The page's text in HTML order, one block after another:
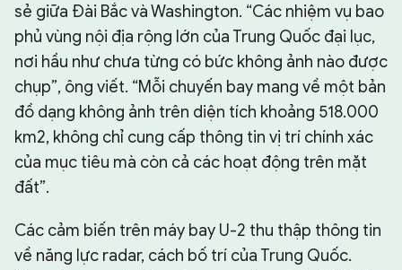
sẻ giữa Đài Bắc và Washington. “Các nhiệm vụ bao
phủ vùng nội địa rộng lớn của Trung Quốc đại lục,
nơi hầu như chưa từng có bức không ảnh nào được
chụp”, ông viết. “Mỗi chuyến bay mang về một bản
đồ dạng không ảnh trên diện tích khoảng 518.000
km2, không chỉ cung cấp thông tin vị trí chính xác
của mục tiêu mà còn cả các hoạt động trên mặt
đất”.
Các cảm biến trên máy bay U-2 thu thập thông tin
về năng lực radar, cách bố trí của Trung Quốc.